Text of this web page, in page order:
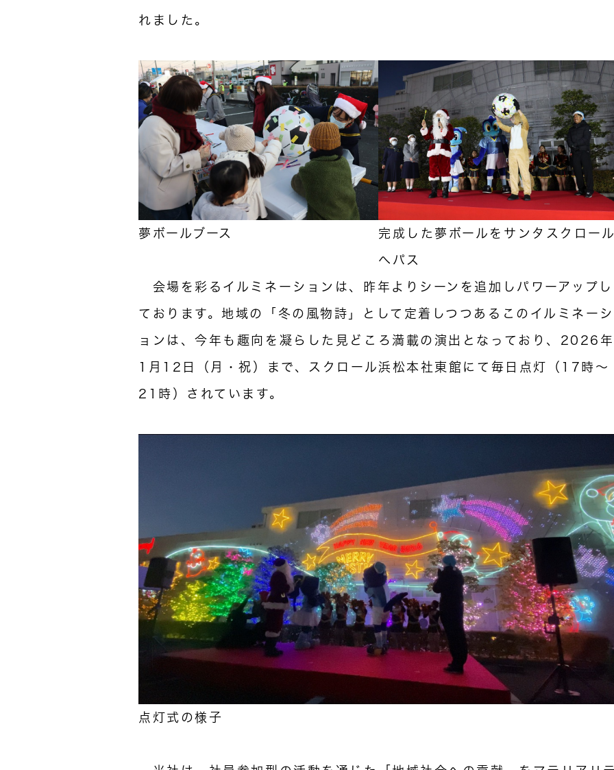
れました。
夢ボールブース 完成した夢ボールをサンタスクロー
へパス
会場を彩るイルミネーションは、昨年よりシーンを追加しパワーアップし
ております。地域の「冬の風物詩」として定着しつつあるこのイルミネーシ
ョンは、今年も趣向を凝らした見どころ満載の演出となっており、2026年
1月12日（月・祝）まで、スクロール浜松本社東館にて毎日点灯（17時～
21時）されています。
点灯式の様子